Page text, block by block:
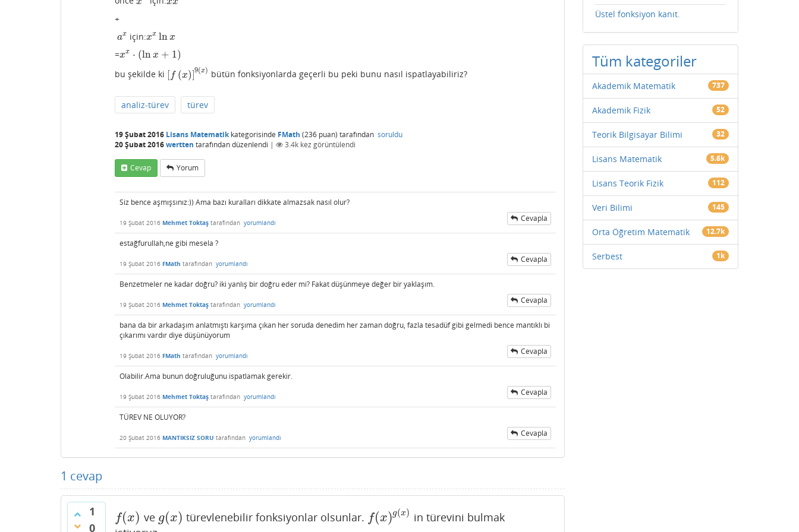
+
ax
ax için:xx lnx
xxlnx
=xx ⋅ (lnx + 1)
xx⋅ lnx+1)
bu şekilde ki [f (x)]9(x)
f(x)]9( x) bütün fonksiyonlarda geçerli bu peki bunu nasıl ispatlayabiliriz?
analiz-türev türev
19 Şubat 2016 Lisans Matematikkategorisinde FMath (236 puan) tarafından soruldu
20 Şubat 2016wertten tarafındandüzenlendi | 3.4k kez görüntülendi
Cevap Yorum
Siz bence aşmışsınız:)) Ama bazı kuralları dikkate almazsak nasıl olur?
19 Şubat 2016 Mehmet Toktaş tarafından yorumlandı Cevapla
estağfurullah,ne gibi mesela ?
19 Şubat 2016 FMath tarafından yorumlandı Cevapla
Benzetmeler ne kadar doğru? iki yanlış bir doğru eder mi? Fakat düşünmeye değer bir yaklaşım.
19 Şubat 2016 Mehmet Toktaş tarafından yorumlandı Cevapla
bana da bir arkadaşım anlatmıştı karşıma çıkan her soruda denedim her zaman doğru, fazla tesadüf gibi gelmedi bence mantıklı bi
çıkarımı vardır diye düşünüyorum
19 Şubat 2016 FMath tarafından yorumlandı Cevapla
Olabilir.Ama bunun doğruluğunu ispatlamak gerekir.
19 Şubat 2016 Mehmet Toktaş tarafından yorumlandı Cevapla
TÜREV NE OLUYOR?
20 Şubat 2016 MANTIKSIZ SORU tarafından yorumlandı Cevapla
1 cevap
1
0
f(x)
f(x) ve g(x)
g(x) türevlenebilir fonksiyonlar olsunlar. f(x)g(x)
f(x)g(x)
in türevini bulmak
Üstel fonksiyon kanıt.
Tüm kategoriler
Akademik Matematik 737
Akademik Fizik 52
Teorik Bilgisayar Bilimi 32
Lisans Matematik 5.6k
Lisans Teorik Fizik 112
Veri Bilimi 145
Orta Öğretim Matematik 12.7k
Serbest 1k